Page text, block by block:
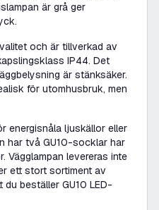
är grå ger
och är tillverkad av
IP44. Det
är stänksäker.
för utomhusbruk, men
energisnåla ljuskällor eller
har två GU10-socklar har
Vägglampan levereras inte
ett stort sortiment av
du beställer GU10 LED-